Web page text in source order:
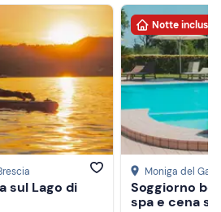
sul Lago di
Notte inclusa
Moniga del
Soggiorno
spa e cena